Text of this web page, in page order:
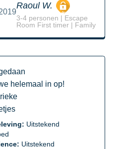
Raoul W.
3-4 personen | Escape
Room First timer | Family
helemaal in op!
Uitstekend
Uitstekend